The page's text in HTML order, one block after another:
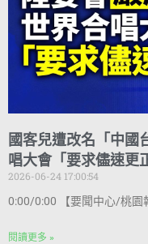
國客兒遭改名「中
唱大會「要求儘速更
2026-06-24 17:00:54
0:00/0:00 【要聞中心/桃園
閱讀更多 »